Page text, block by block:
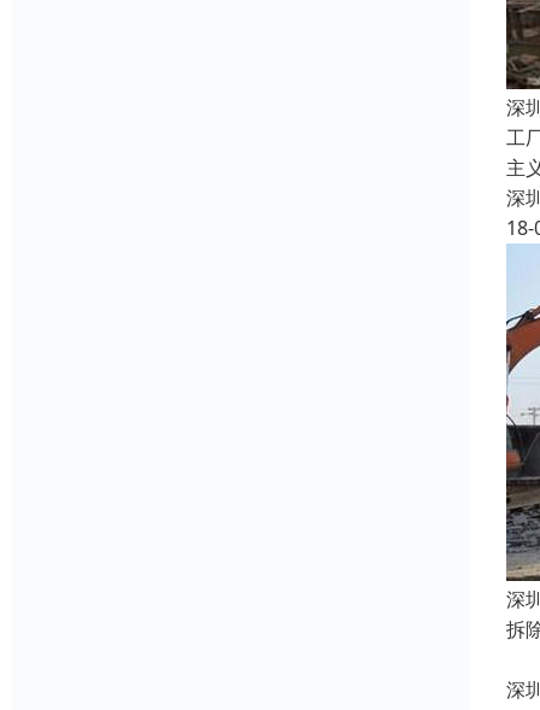
深
工
主
深
18-
深
拆
深